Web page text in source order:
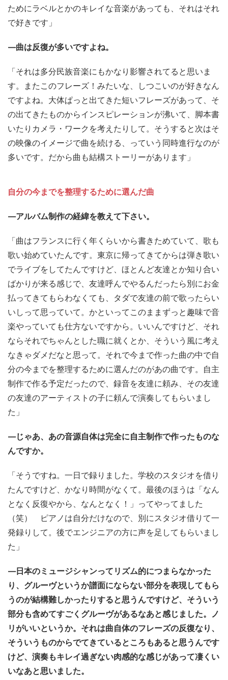
ためにラベルとかのキレイな音楽があっても、それはそれ
で好きです」
—曲は反復が多いですよね。
「それは多分民族音楽にもかなり影響されてると思いま
す。またこのフレーズ！みたいな、しつこいのが好きなん
ですよね。大体ぱっと出てきた短いフレーズがあって、そ
の出てきたものからインスピレーションが沸いて、脚本書
いたりカメラ・ワークを考えたりして。そうすると次はそ
の映像のイメージで曲を続ける、っていう同時進行なのが
多いです。だから曲も結構ストーリーがあります」
自分の今までを整理するために選んだ曲
—アルバム制作の経緯を教えて下さい。
「曲はフランスに行く年くらいから書きためていて、歌も
歌い始めていたんです。東京に帰ってきてからは弾き歌い
でライブをしてたんですけど、ほとんど友達とか知り合い
ばかりが来る感じで、友達呼んでやるんだったら別にお金
払ってきてもらわなくても、タダで友達の前で歌ったらい
いしって思っていて。かといってこのままずっと趣味で音
楽やっていても仕方ないですから。いいんですけど、それ
ならそれでちゃんとした職に就くとか、そういう風に考え
なきゃダメだなと思って。それで今まで作った曲の中で自
分の今までを整理するために選んだのがあの曲です。自主
制作で作る予定だったので、録音を友達に頼み、その友達
の友達のアーティストの子に頼んで演奏してもらいまし
た」
—じゃあ、あの音源自体は完全に自主制作で作ったものな
んですか。
「そうですね。一日で録りました。学校のスタジオを借り
たんですけど、かなり時間がなくて。最後のほうは「なん
となく反復やから、なんとなく！」ってやってました
（笑） ピアノは自分だけなので、別にスタジオ借りて一
発録りして。後でエンジニアの方に声を足してもらいまし
た」
—日本のミュージシャンってリズム的につまらなかった
り、グルーヴというか譜面にならない部分を表現してもら
うのが結構難しかったりすると思うんですけど、そういう
部分も含めてすごくグルーヴがあるなあと感じました。ノ
リがいいというか。それは曲自体のフレーズの反復なり、
そういうものからでてきているところもあると思うんです
けど、演奏もキレイ過ぎない肉感的な感じがあって凄くい
いなあと思いました。